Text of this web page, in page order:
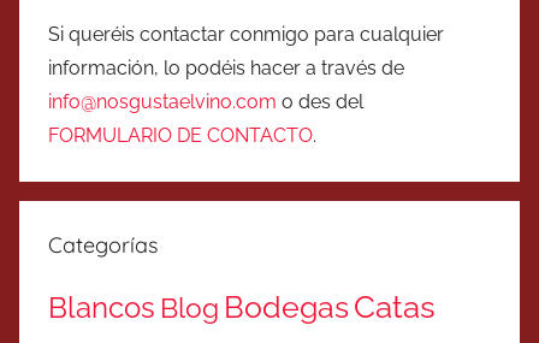
Si queréis contactar conmigo para cualquier
información, lo podéis hacer a través de
info@nosgustaelvino.com o des del
FORMULARIO DE CONTACTO.
Categorías
Blancos Blog BodegasCatas